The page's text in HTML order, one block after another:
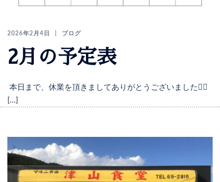
2026年2月4日 ブログ
2月の予定表
本日まで、休業を頂きましてありがとうございました🙇‍♀️
[…]